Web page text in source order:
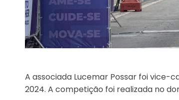
A associada Lucemar Possar foi vice-
2024. A competição foi realizada no